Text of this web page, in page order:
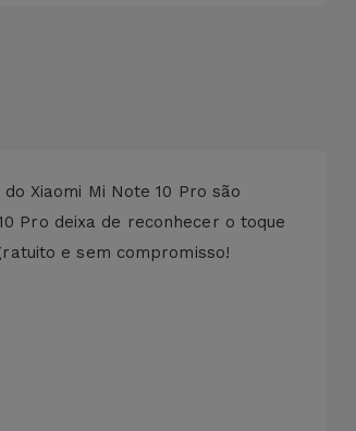
Xiaomi Mi Note 10 Pro são
Pro deixa de reconhecer o toque
e sem compromisso!